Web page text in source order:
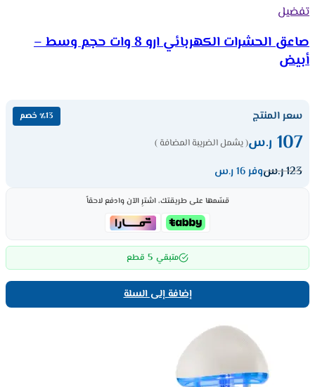
تفضيل
صاعق الحشرات الكهربائي ارو 8 وات حجم وسط –
أبيض
سعر المنتج ٪13 خصم
107 ر.س( يشمل الضريبة المضافة )
123ر.سوفر 16 ر.س
قسّمها على طريقتك، اشترِ الآن وادفع لاحقاً
متبقي 5 قطع
إضافة إلى السلة